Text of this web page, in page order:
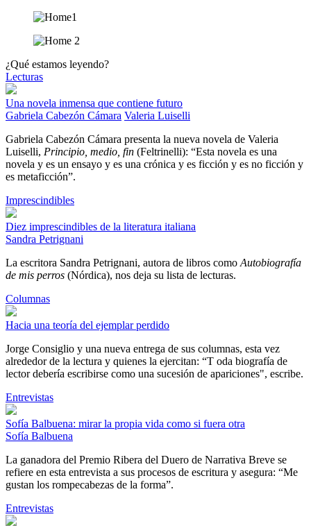
¿Qué estamos leyendo?
Lecturas
Una novela inmensa que contiene futuro
Gabriela Cabezón Cámara Valeria Luiselli
Gabriela Cabezón Cámara presenta la nueva novela de Valeria
Luiselli, Principio, medio, fin (Feltrinelli): “Esta novela es una
novela y es un ensayo y es una crónica y es ficción y es no ficción y
es metaficción”.
Imprescindibles
Diez imprescindibles de la literatura italiana
Sandra Petrignani
La escritora Sandra Petrignani, autora de libros como Autobiografía
de mis perros (Nórdica), nos deja su lista de lecturas.
Columnas
Hacia una teoría del ejemplar perdido
Jorge Consiglio y una nueva entrega de sus columnas, esta vez
alrededor de la lectura y quienes la ejercitan: “T oda biografía de
lector debería escribirse como una sucesión de apariciones", escribe.
Entrevistas
Sofía Balbuena: mirar la propia vida como si fuera otra
Sofía Balbuena
La ganadora del Premio Ribera del Duero de Narrativa Breve se
refiere en esta entrevista a sus procesos de escritura y asegura: “Me
gustan los rompecabezas de la forma”.
Entrevistas